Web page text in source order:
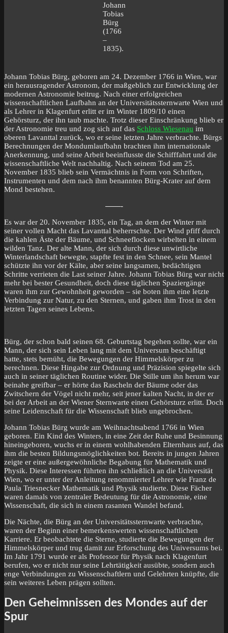
Johann
Tobias
Bürg
(1766
–
1835).
Johann Tobias Bürg, geboren am 24. Dezember 1766 in Wien, war
ein herausragender Astronom, der maßgeblich zur Entwicklung der
modernen Astronomie beitrug. Nach einer erfolgreichen
wissenschaftlichen Laufbahn an der Universitätssternwarte Wien und
als Lehrer in Klagenfurt erlitt er im Winter 1809/10 einen
Gehörsturz, der ihn taub machte. Trotz dieser Einschränkung blieb er
der Astronomie treu und zog sich auf das Schloss Wiesenau im
oberen Lavanttal zurück, wo er seine letzten Jahre verbrachte. Bürgs
Berechnungen der Mondumlaufbahn brachten ihm internationale
Anerkennung, und seine Arbeit beeinflusste die Schifffahrt und die
wissenschaftliche Welt nachhaltig. Nach seinem Tod am 25.
November 1835 blieb sein Vermächtnis in Form von Schriften,
Instrumenten und dem nach ihm benannten Bürg-Krater auf dem
Mond bestehen.
——-
Es war der 20. November 1835, ein Tag, an dem der Winter mit
seiner vollen Macht das Lavanttal beherrschte. Der Wind pfiff durch
die kahlen Äste der Bäume, und Schneeflocken wirbelten in einem
wilden Tanz. Der alte Mann, der sich durch diese unwirtliche
Winterlandschaft bewegte, stapfte fest in den Schnee, sein Mantel
schützte ihn vor der Kälte, aber seine langsamen, bedächtigen
Schritte verrieten die Last seiner Jahre. Johann Tobias Bürg war nicht
mehr bei bester Gesundheit, doch diese täglichen Spaziergänge
waren ihm zur Gewohnheit geworden – sie boten ihm eine letzte
Verbindung zur Natur, zu den Sternen, und gaben ihm Trost in den
letzten Tagen seines Lebens.
Bürg, der schon bald seinen 68. Geburtstag begehen sollte, war ein
Mann, der sich sein Leben lang mit dem Universum beschäftigt
hatte, stets bemüht, die Bewegungen der Himmelskörper zu
berechnen. Diese Hingabe zur Ordnung und Präzision spiegelte sich
auch in seiner täglichen Routine wider. Die Stille um ihn herum war
beinahe greifbar – er hörte das Rascheln der Bäume oder das
Zwitschern der Vögel nicht mehr, seit jener kalten Nacht, in der er
bei der Arbeit an der Wiener Sternwarte einen Gehörsturz erlitt. Doch
seine Leidenschaft für die Wissenschaft blieb ungebrochen.
Johann Tobias Bürg wurde am Weihnachtsabend 1766 in Wien
geboren. Ein Kind des Winters, in eine Zeit der Ruhe und Besinnung
hineingeboren, wuchs er in einem wohlhabenden Elternhaus auf, das
ihm die besten Bildungsmöglichkeiten bot. Bereits in jungen Jahren
zeigte er eine außergewöhnliche Begabung für Mathematik und
Physik. Diese Interessen führten ihn schließlich an die Universität
Wien, wo er unter der Anleitung renommierter Lehrer wie Franz de
Paula Triesnecker Mathematik und Physik studierte. Diese Fächer
waren damals von zentraler Bedeutung für die Astronomie, eine
Wissenschaft, die sich in einem rasanten Wandel befand.
Die Nächte, die Bürg an der Universitätssternwarte verbrachte,
waren der Beginn einer bemerkenswerten wissenschaftlichen
Karriere. Er beobachtete die Sterne, studierte die Bewegungen der
Himmelskörper und trug damit zur Erforschung des Universums bei.
Im Jahr 1791 wurde er als Professor für Physik nach Klagenfurt
berufen, wo er nicht nur seine Lehrtätigkeit ausübte, sondern auch
enge Verbindungen zu Wissenschaftlern und Gelehrten knüpfte, die
sein weiteres Leben prägen sollten.
Den Geheimnissen des Mondes auf der
Spur